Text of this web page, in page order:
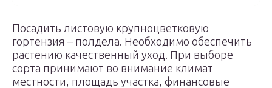
Посадить листовую крупноцветковую
гортензия – полдела. Необходимо обеспечить
растению качественный уход. При выборе
сорта принимают во внимание климат
местности, площадь участка, финансовые